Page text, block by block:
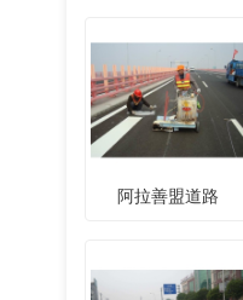
阿拉善盟道路